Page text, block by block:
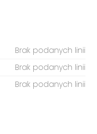
Brak podanych linii
Brak podanych linii
Brak podanych linii